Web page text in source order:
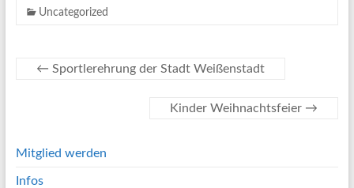
Uncategorized
← Sportlerehrung der Stadt Weißenstadt
Kinder Weihnachtsfeier →
Mitglied werden
Infos